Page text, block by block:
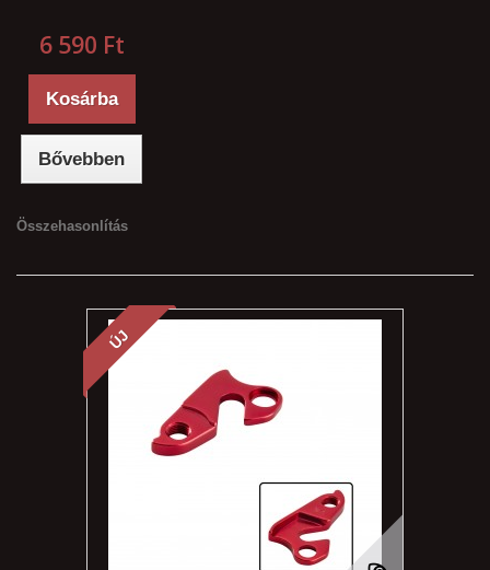
6 590 Ft‎
Kosárba
Bővebben
Összehasonlítás
ÚJ